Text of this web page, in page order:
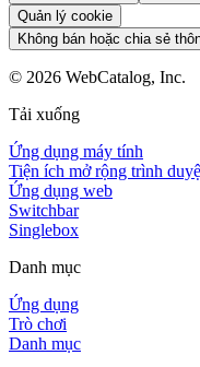
Quản lý cookie
Không bán hoặc chia sẻ
© 2026 WebCatalog, Inc.
Tải xuống
Ứng dụng máy tính
Tiện ích mở rộng trình
Ứng dụng web
Switchbar
Singlebox
Danh mục
Ứng dụng
Trò chơi
Danh mục